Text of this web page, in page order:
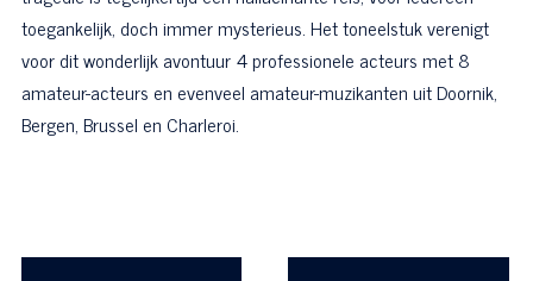
toegankelijk, doch immer mysterieus. Het toneelstuk verenigt
voor dit wonderlijk avontuur 4 professionele acteurs met 8
amateur-acteurs en evenveel amateur-muzikanten uit Doornik,
Bergen, Brussel en Charleroi.